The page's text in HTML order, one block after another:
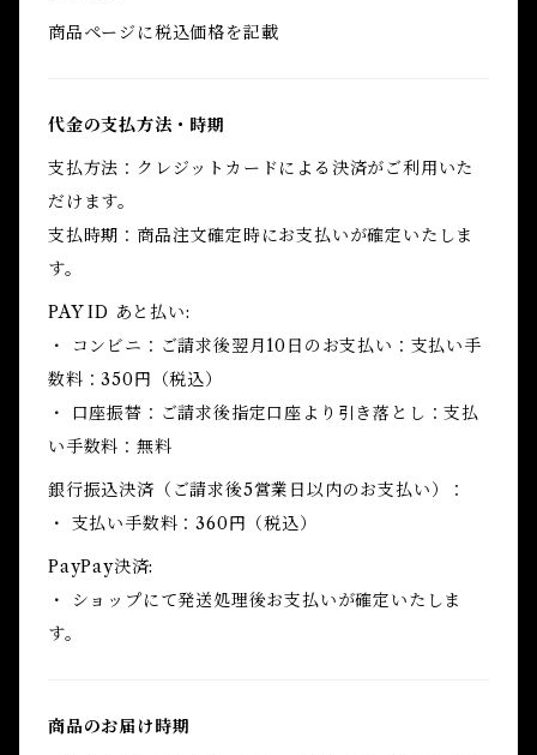
商品ページに税込価格を記載
代金の支払方法・時期
支払方法：クレジットカードによる決済がご利用いた
だけます。
支払時期：商品注文確定時にお支払いが確定いたしま
す。
PAY ID あと払い:
・ コンビニ：ご請求後翌月10日のお支払い：支払い手
数料：350円（税込）
・ 口座振替：ご請求後指定口座より引き落とし：支払
い手数料：無料
銀行振込決済（ご請求後5営業日以内のお支払い）：
・ 支払い手数料：360円（税込）
PayPay決済:
・ ショップにて発送処理後お支払いが確定いたしま
す。
商品のお届け時期